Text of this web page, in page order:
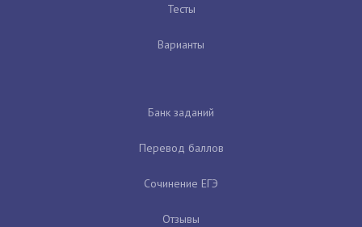
Тесты
Варианты
Банк заданий
Перевод баллов
Сочинение ЕГЭ
Отзывы